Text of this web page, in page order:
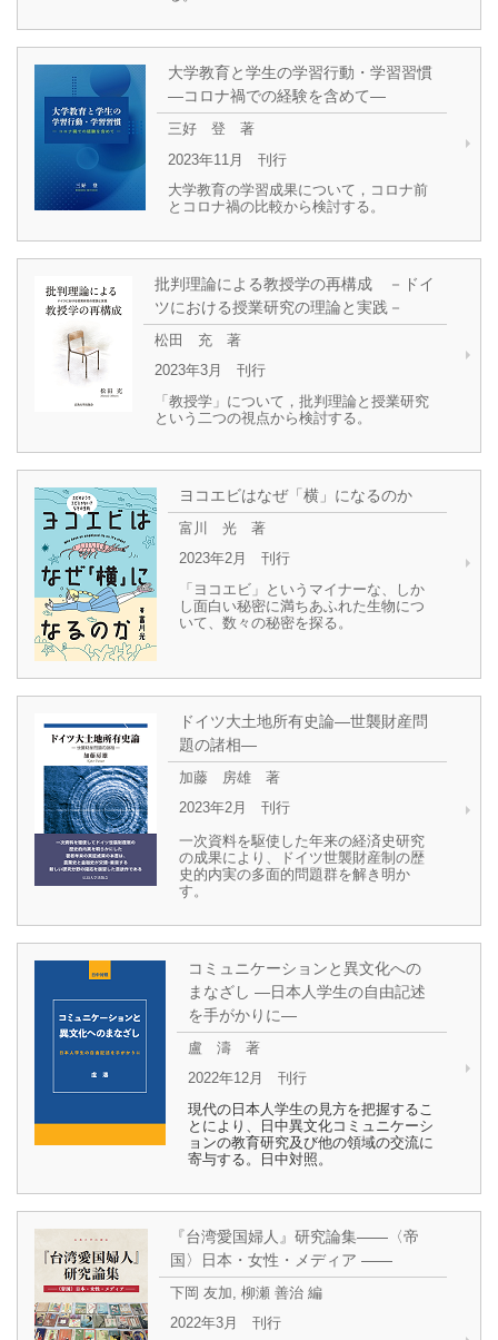
大学教育と学生の学習行動・学習習慣
―コロナ禍での経験を含めて―
三好 登 著
2023年11月 刊行
大学教育の学習成果について，コロナ前
とコロナ禍の比較から検討する。
批判理論による教授学の再構成 －ドイ
ツにおける授業研究の理論と実践－
松田 充 著
2023年3月 刊行
「教授学」について，批判理論と授業研究
という二つの視点から検討する。
ヨコエビはなぜ「横」になるのか
富川 光 著
2023年2月 刊行
「ヨコエビ」というマイナーな、しか
し面白い秘密に満ちあふれた生物につ
いて、数々の秘密を探る。
ドイツ大土地所有史論―世襲財産問
題の諸相―
加藤 房雄 著
2023年2月 刊行
一次資料を駆使した年来の経済史研究
の成果により、ドイツ世襲財産制の歴
史的内実の多面的問題群を解き明か
す。
コミュニケーションと異文化への
まなざし ―日本人学生の自由記述
を手がかりに―
盧 濤 著
2022年12月 刊行
現代の日本人学生の見方を把握するこ
とにより、日中異文化コミュニケーシ
ョンの教育研究及び他の領域の交流に
寄与する。日中対照。
『台湾愛国婦人』研究論集――〈帝
国〉日本・女性・メディア ――
下岡 友加, 柳瀬 善治 編
2022年3月 刊行